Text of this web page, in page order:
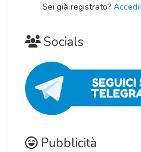
Sei già registrato? Accedi!
Socials
Pubblicità